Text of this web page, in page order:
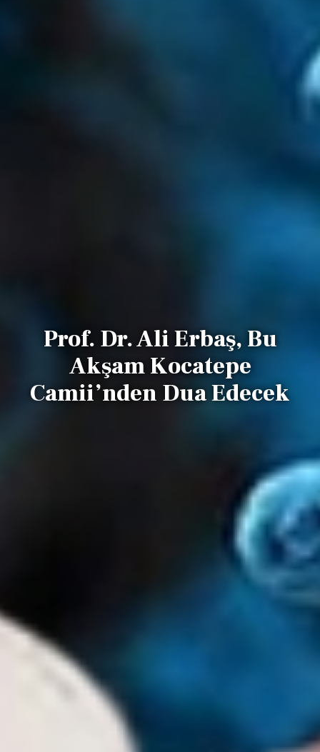
Prof. Dr. Ali Erbaş, Bu
Akşam Kocatepe
Camii’nden Dua Edecek